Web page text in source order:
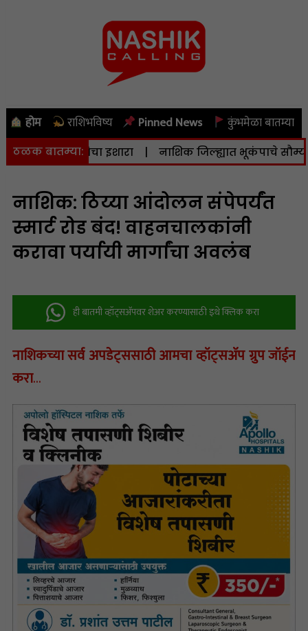
होम राशिभविष्य Pinned News कुंभमेळा बातम्या
ठळक बातम्या:
सतर्कतेचा इशारा | नाशिक जिल्ह्यात भूकंपाचे सौम्य धक्के;
नाशिक: ठिय्या आंदोलन संपेपर्यंत
स्मार्ट रोड बंद! वाहनचालकांनी
करावा पर्यायी मार्गांचा अवलंब
ही बातमी व्हॉट्सअ‍ॅपवर शेअर करण्यासाठी इथे क्लिक करा
नाशिकच्या सर्व अपडेट्ससाठी आमचा व्हॉट्सअ‍ॅप ग्रुप जॉईन
करा…